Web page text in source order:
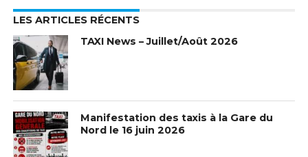
LES ARTICLES RÉCENTS
TAXI News – Juillet/Août 2026
Manifestation des taxis à la Gare du
Nord le 16 juin 2026